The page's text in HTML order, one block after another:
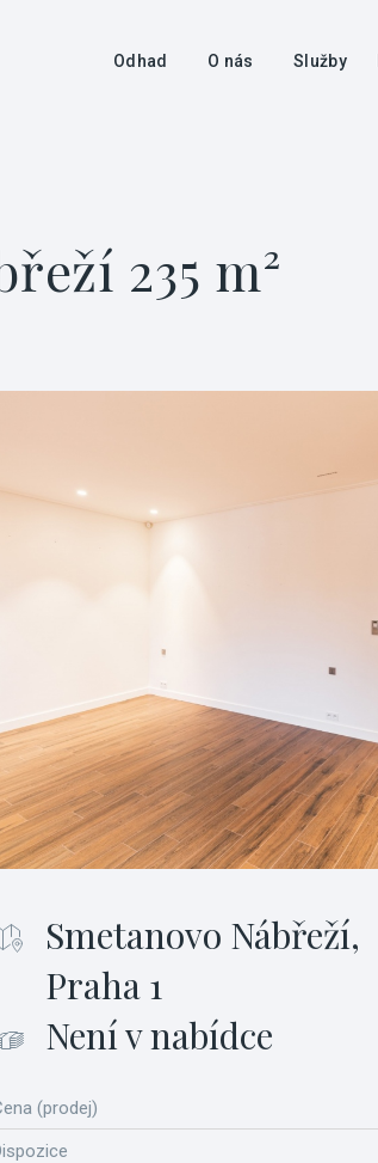
Odhad O nás Služby
235 m²
Smetanovo Nábřeží,
Praha 1
Není v nabídce
(prodej)